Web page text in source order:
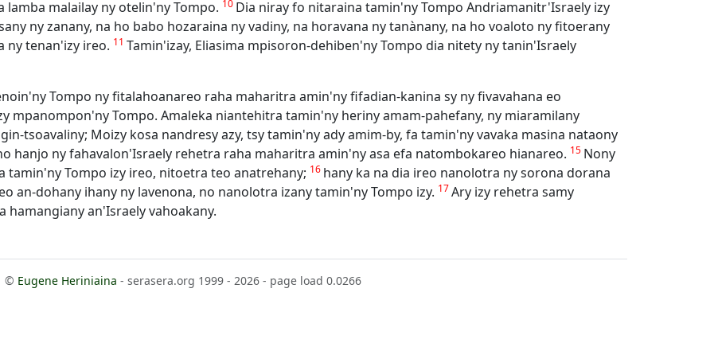
malailay ny otelin'ny Tompo. 10 Dia niray fo nitaraina tamin'ny Tompo Andriamanitr'Israely izy
ny zanany, na ho babo hozaraina ny vadiny, na horavana ny tanànany, na ho voaloto ny fitoerany
ny tenan'izy ireo. 11 Tamin'izay, Eliasima mpisoron-dehiben'ny Tompo dia nitety ny tanin'Israely
Tompo ny fitalahoanareo raha maharitra amin'ny fifadian-kanina sy ny fivavahana eo
mpanompon'ny Tompo. Amaleka niantehitra tamin'ny heriny amam-pahefany, ny miaramilany
tsoavaliny; Moizy kosa nandresy azy, tsy tamin'ny ady amim-by, fa tamin'ny vavaka masina nataony
hanjo ny fahavalon'Israely rehetra raha maharitra amin'ny asa efa natombokareo hianareo. 15 Nony
tamin'ny Tompo izy ireo, nitoetra teo anatrehany; 16 hany ka na dia ireo nanolotra ny sorona dorana
an-dohany ihany ny lavenona, no nanolotra izany tamin'ny Tompo izy. 17Ary izy rehetra samy
hamangiany an'Israely vahoakany.
© Eugene Heriniaina - serasera.org 1999 - 2026 - page load 0.0266